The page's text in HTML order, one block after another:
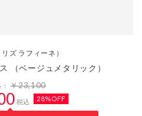
リズ ラフィーネ）
（ベージュメタリック）
：￥23,100
税込 28%OFF